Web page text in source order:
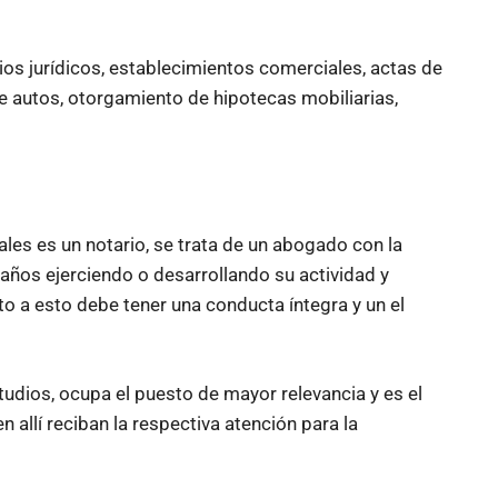
jurídicos, establecimientos comerciales, actas de
autos, otorgamiento de hipotecas mobiliarias,
es un notario, se trata de un abogado con la
ejerciendo o desarrollando su actividad y
a esto debe tener una conducta íntegra y un el
ocupa el puesto de mayor relevancia y es el
allí reciban la respectiva atención para la